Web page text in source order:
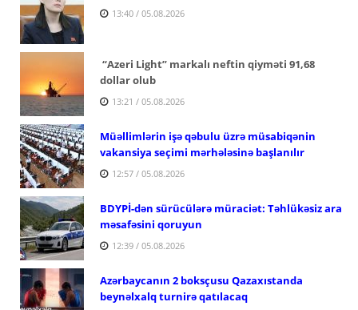
13:40 / 05.08.2026
“Azeri Light” markalı neftin qiyməti 91,68
dollar olub
13:21 / 05.08.2026
Müəllimlərin işə qəbulu üzrə müsabiqənin
vakansiya seçimi mərhələsinə başlanılır
12:57 / 05.08.2026
BDYPİ-dən sürücülərə müraciət: Təhlükəsiz ara
məsafəsini qoruyun
12:39 / 05.08.2026
Azərbaycanın 2 boksçusu Qazaxıstanda
beynəlxalq turnirə qatılacaq